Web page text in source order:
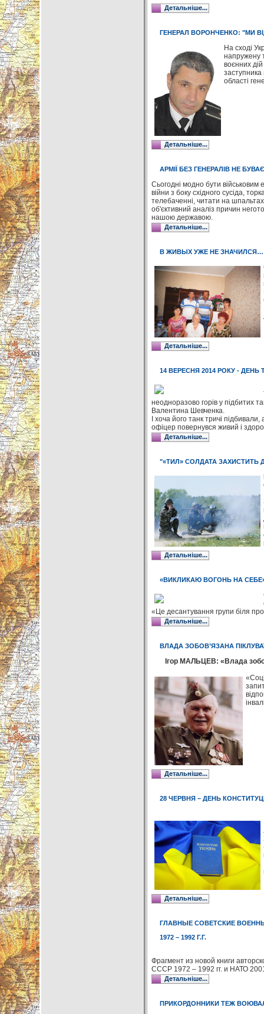
Детальніше...
ГЕНЕРАЛ ВОРОНЧЕНКО: "МИ
На сході
напружену
воєнних
заступника
області
Детальніше...
АРМІЇ БЕЗ ГЕНЕРАЛІВ НЕ
Сьогодні модно бути військовим
війни з боку східного сусіда,
телебаченні, читати на шпальтах
об'єктивний аналіз причин
нашою державою.
Детальніше...
В ЖИВЫХ УЖЕ НЕ ЗНАЧИЛСЯ…
Детальніше...
14 ВЕРЕСНЯ 2014 РОКУ - ДЕНЬ
неодноразово горів у підбитих
Валентина Шевченка.
І хоча його танк тричі
офіцер повернувся живий і
Детальніше...
"«ТИЛ» СОЛДАТА ЗАХИСТИТЬ
Детальніше...
«ВИКЛИКАЮ ВОГОНЬ НА
«Це десантування групи біля
Детальніше...
ВЛАДА ЗОБОВ’ЯЗАНА
Ігор МАЛЬЦЕВ: «Влада
Детальніше...
28 ЧЕРВНЯ – ДЕНЬ
Детальніше...
ГЛАВНЫЕ СОВЕТСКИЕ
1972 – 1992 Г.Г.
Фрагмент из новой книги
СССР 1972 – 1992 гг. и НАТО
Детальніше...
ПРИКОРДОННИКИ ТЕЖ